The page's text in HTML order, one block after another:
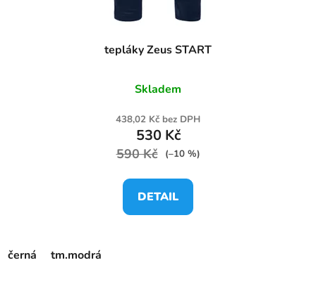
tepláky Zeus START
Skladem
438,02 Kč bez DPH
530 Kč
590 Kč (–10 %)
DETAIL
černá tm.modrá